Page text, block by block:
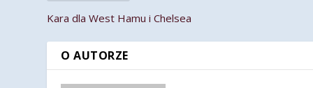
Kara dla West Hamu i Chelsea
O AUTORZE